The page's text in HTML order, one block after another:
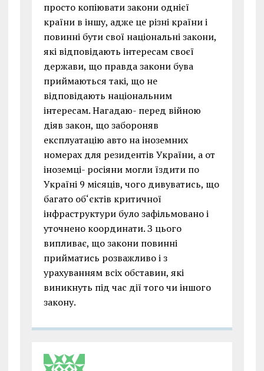
просто копіювати закони однієї
країни в іншу, адже це різні країни і
повинні бути свої національні закони,
які відповідають інтересам своєї
держави, що правда закони бува
приймаються такі, що не
відповідають національним
інтересам. Нагадаю- перед війною
діяв закон, що забороняв
експлуатацію авто на іноземних
номерах для резидентів України, а от
іноземці- росіяни могли їздити по
Україні 9 місяців, чого дивуватись, що
багато об‘єктів критичної
інфраструктури було зафільмовано і
уточнено координати. З цього
випливає, що закони повинні
прийматись розважливо і з
урахуванням всіх обставин, які
виникнуть під час дії того чи іншого
закону.